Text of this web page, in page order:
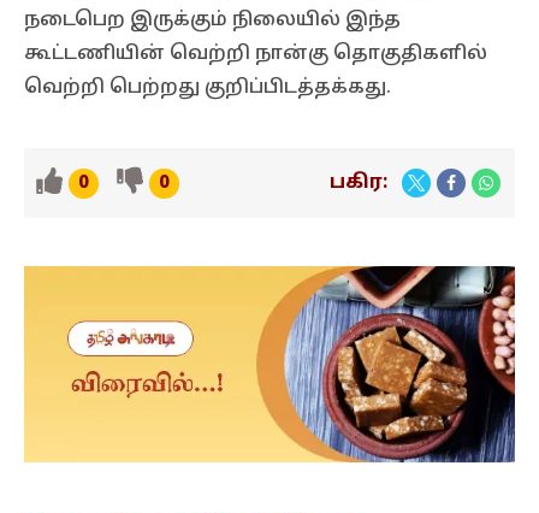
நடைபெற இருக்கும் நிலையில் இந்த
கூட்டணியின் வெற்றி நான்கு தொகுதிகளில்
வெற்றி பெற்றது குறிப்பிடத்தக்கது.
0 0 பகிர: